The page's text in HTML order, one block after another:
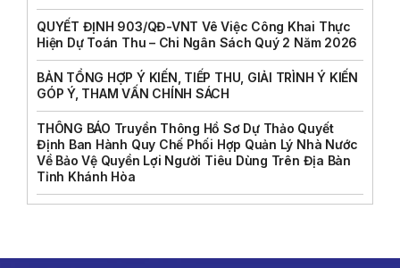
QUYẾT ĐỊNH 903/QĐ-VNT Vê Việc Công Khai Thực
Hiện Dự Toán Thu – Chi Ngân Sách Quý 2 Năm 2026
BẢN TỔNG HỢP Ý KIẾN, TIẾP THU, GIẢI TRÌNH Ý KIẾN
GÓP Ý, THAM VẤN CHÍNH SÁCH
THÔNG BÁO Truyền Thông Hồ Sơ Dự Thảo Quyết
Định Ban Hành Quy Chế Phối Hợp Quản Lý Nhà Nước
Về Bảo Vệ Quyền Lợi Người Tiêu Dùng Trên Địa Bàn
Tỉnh Khánh Hòa